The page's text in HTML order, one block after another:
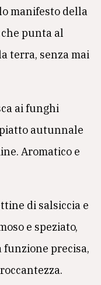
manifesto della
che punta al
terra, senza mai
ai funghi
autunnale
Aromatico e
di salsiccia e
e speziato,
precisa,